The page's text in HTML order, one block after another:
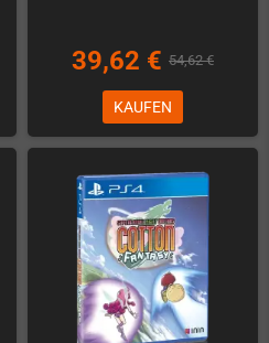
39,62 € 54,62 €
KAUFEN